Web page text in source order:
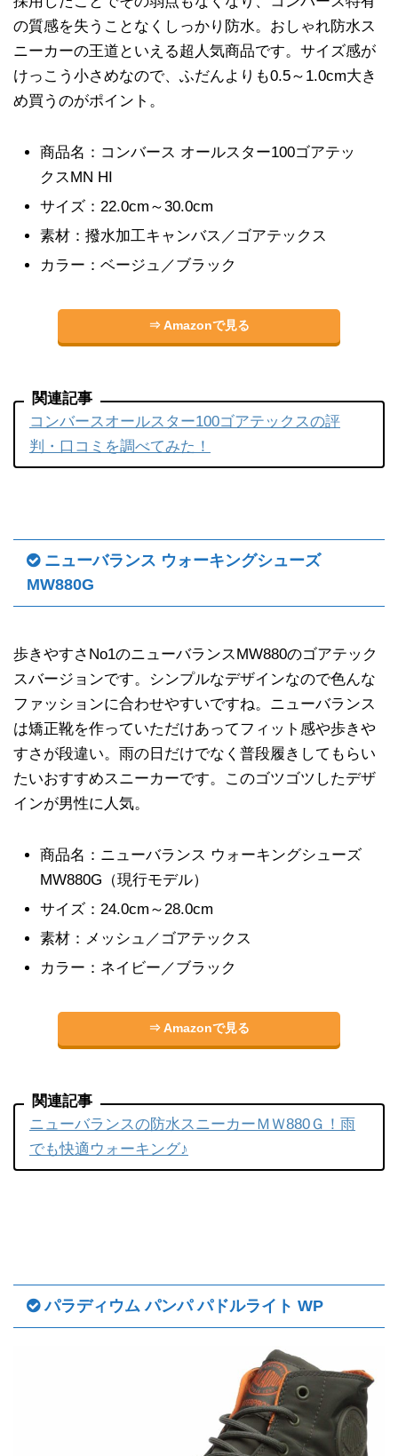
の質感を失うことなくしっかり防水。おしゃれ防水ス
ニーカーの王道といえる超人気商品です。サイズ感が
けっこう小さめなので、ふだんよりも0.5～1.0cm大き
め買うのがポイント。
商品名：コンバース オールスター100ゴアテッ
クスMN HI
サイズ：22.0cm～30.0cm
素材：撥水加工キャンバス／ゴアテックス
カラー：ベージュ／ブラック
⇒ Amazonで見る
関連記事
コンバースオールスター100ゴアテックスの評
判・口コミを調べてみた！
ニューバランス ウォーキングシューズ
MW880G
歩きやすさNo1のニューバランスMW880のゴアテック
スバージョンです。シンプルなデザインなので色んな
ファッションに合わせやすいですね。ニューバランス
は矯正靴を作っていただけあってフィット感や歩きや
すさが段違い。雨の日だけでなく普段履きしてもらい
たいおすすめスニーカーです。このゴツゴツしたデザ
インが男性に人気。
商品名：ニューバランス ウォーキングシューズ
MW880G（現行モデル）
サイズ：24.0cm～28.0cm
素材：メッシュ／ゴアテックス
カラー：ネイビー／ブラック
⇒ Amazonで見る
関連記事
ニューバランスの防水スニーカーＭＷ880Ｇ！雨
でも快適ウォーキング♪
パラディウム パンパ パドルライト WP